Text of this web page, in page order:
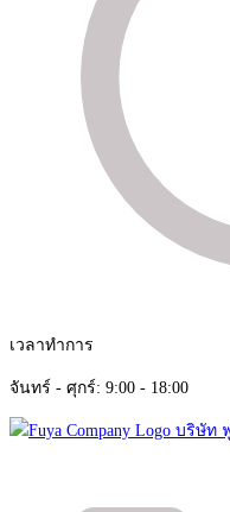
เวลาทำการ
จันทร์ - ศุกร์: 9:00 - 18:00